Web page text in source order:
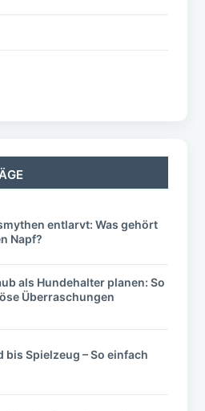
entlarvt: Was gehört
Napf?
als Hundehalter planen: So
Überraschungen
bis Spielzeug – So einfach